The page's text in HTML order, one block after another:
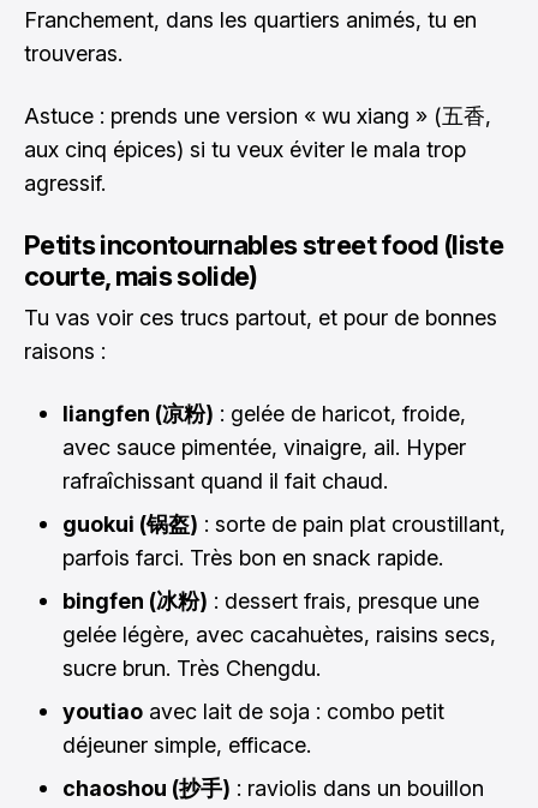
Franchement, dans les quartiers animés, tu en
trouveras.
Astuce : prends une version « wu xiang » (五香,
aux cinq épices) si tu veux éviter le mala trop
agressif.
Petits incontournables street food (liste
courte, mais solide)
Tu vas voir ces trucs partout, et pour de bonnes
raisons :
liangfen (凉粉) : gelée de haricot, froide,
avec sauce pimentée, vinaigre, ail. Hyper
rafraîchissant quand il fait chaud.
guokui (锅盔) : sorte de pain plat croustillant,
parfois farci. Très bon en snack rapide.
bingfen (冰粉) : dessert frais, presque une
gelée légère, avec cacahuètes, raisins secs,
sucre brun. Très Chengdu.
youtiao avec lait de soja : combo petit
déjeuner simple, efficace.
chaoshou (抄手) : raviolis dans un bouillon